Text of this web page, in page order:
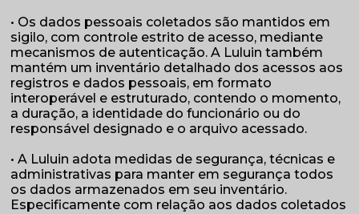
• Os dados pessoais coletados são mantidos em
sigilo, com controle estrito de acesso, mediante
mecanismos de autenticação. A Luluin também
mantém um inventário detalhado dos acessos aos
registros e dados pessoais, em formato
interoperável e estruturado, contendo o momento,
a duração, a identidade do funcionário ou do
responsável designado e o arquivo acessado.
• A Luluin adota medidas de segurança, técnicas e
administrativas para manter em segurança todos
os dados armazenados em seu inventário.
Especificamente com relação aos dados coletados